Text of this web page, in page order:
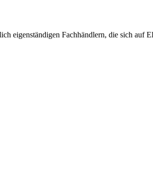
eigenständigen Fachhändlern, die sich auf